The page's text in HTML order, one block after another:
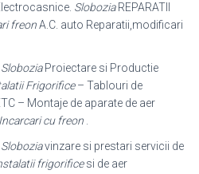
SloboziaREPARATII
freonA.C. auto Reparatii,modificari
SloboziaProiectare si Productie
Frigorifice– Tablouri de
– Montaje de aparate de aer
Incarcari cu freon
Sloboziavinzare si prestari servicii de
frigorificesi de aer